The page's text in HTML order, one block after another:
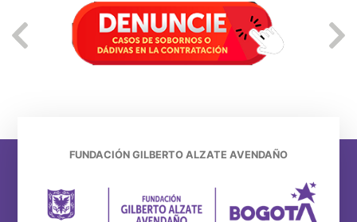
FUNDACIÓN GILBERTO ALZATE AVENDAÑO